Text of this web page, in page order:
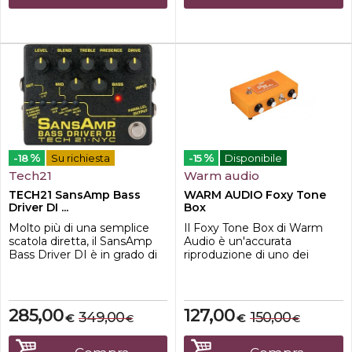
nel mixer o in schede audio.
polarity s...
-18 % Su richiesta
Tech21
TECH21 SansAmp Bass
Driver DI ...
Molto più di una semplice
scatola diretta, il SansAmp
Bass Driver DI è in grado di
distorsioni nodose e tutto il
resto. Tre diverse uscite per
pilotare amplificatori di
potenza, banchi di
€
285,00 €
349,00
-15 % Disponibile
Warm audio
WARM AUDIO Foxy Tone
Box
Il Foxy Tone Box di Warm
Audio è un'accurata
riproduzione di uno dei
maestri come Billy Gibbons
e Peter Frampton, e al
giorno doggi da personaggi
come Adrian Belew, Nine
€
127,00 €
150,00